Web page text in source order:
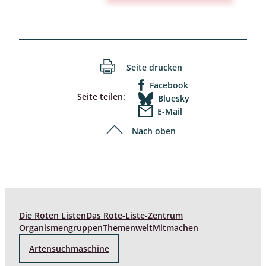
Seite drucken
Seite teilen:
Facebook
Bluesky
E-Mail
Nach oben
Die Roten ListenDas Rote-Liste-Zentrum
OrganismengruppenThemenweltMitmachen
Artensuchmaschine